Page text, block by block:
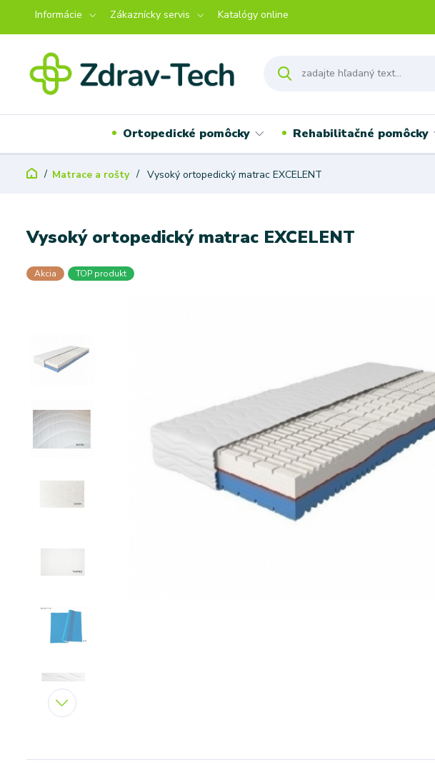
Informácie Zákaznícky servis Katalógy online
Ortopedické pomôcky Rehabilitačné pomôcky
Matrace a rošty Vysoký ortopedický matrac EXCELENT
Vysoký ortopedický matrac EXCELENT
Akcia TOP produkt